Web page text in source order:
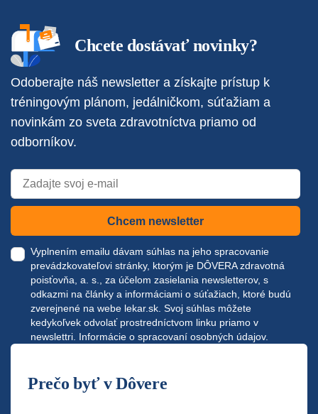
Chcete dostávať novinky?
Odoberajte náš newsletter a získajte prístup k
tréningovým plánom, jedálničkom, súťažiam a
novinkám zo sveta zdravotníctva priamo od
odborníkov.
Chcem newsletter
Vyplnením emailu dávam súhlas na jeho spracovanie
prevádzkovateľovi stránky, ktorým je DÔVERA zdravotná
poisťovňa, a. s., za účelom zasielania newsletterov, s
odkazmi na články a informáciami o súťažiach, ktoré budú
zverejnené na webe lekar.sk. Svoj súhlas môžete
kedykoľvek odvolať prostredníctvom linku priamo v
newslettri. Informácie o spracovaní osobných údajov.
Prečo byť v Dôvere